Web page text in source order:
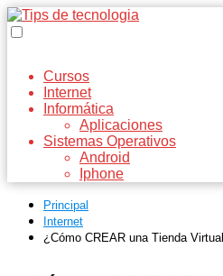
Cursos
Internet
Informática
Aplicaciones
Sistemas Operativos
Android
Iphone
Principal
Internet
¿Cómo CREAR una Tienda